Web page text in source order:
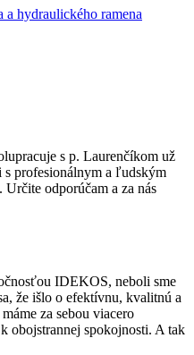
a hydraulického ramena
s p. Laurenčíkom už
profesionálnym a ľudským
odporúčam a za nás
IDEKOS, neboli sme
že išlo o efektívnu, kvalitnú a
za sebou viacero
obojstrannej spokojnosti. A tak